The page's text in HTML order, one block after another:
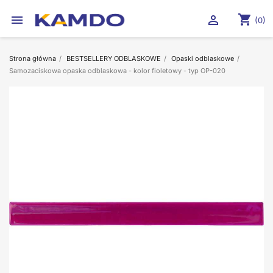
 shopping_cart (0)

Strona główna BESTSELLERY ODBLASKOWE
Opaski odblaskowe
Samozaciskowa opaska odblaskowa - kolor fioletowy - typ OP-020